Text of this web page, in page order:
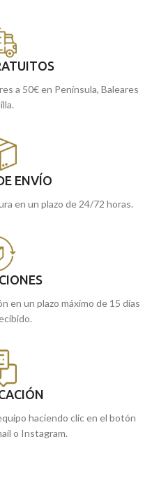
a 50€ en Península, Baleares
ENVÍO
en un plazo de 24/72 horas.
en un plazo máximo de 15 días
haciendo clic en el botón
o Instagram.